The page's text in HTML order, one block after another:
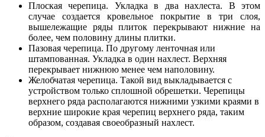
Плоская черепица. Укладка в два нахлеста. В этом
случае создается кровельное покрытие в три слоя,
вышележащие ряды плиток перекрывают нижние на
более, чем половину длины плитки.
Пазовая черепица. По другому ленточная или
штампованная. Укладка в один нахлест. Верхняя
перекрывает нижнюю менее чем наполовину.
Желобчатая черепица. Такой вид выкладывается с
устройством только сплошной обрешетки. Черепицы
верхнего ряда располагаются нижними узкими краями в
верхние широкие края черепиц верхнего ряда, таким
образом, создавая своеобразный нахлест.